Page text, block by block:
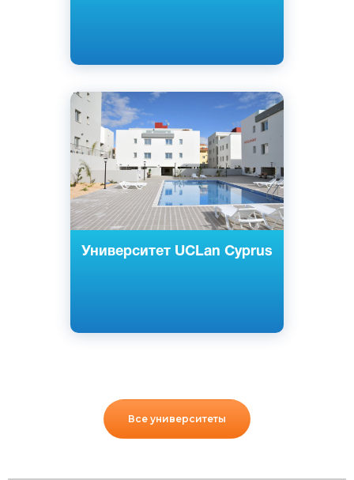
Университет UCLan Cyprus
Английский
Ларнака, Кипр
Государственный
Все университеты